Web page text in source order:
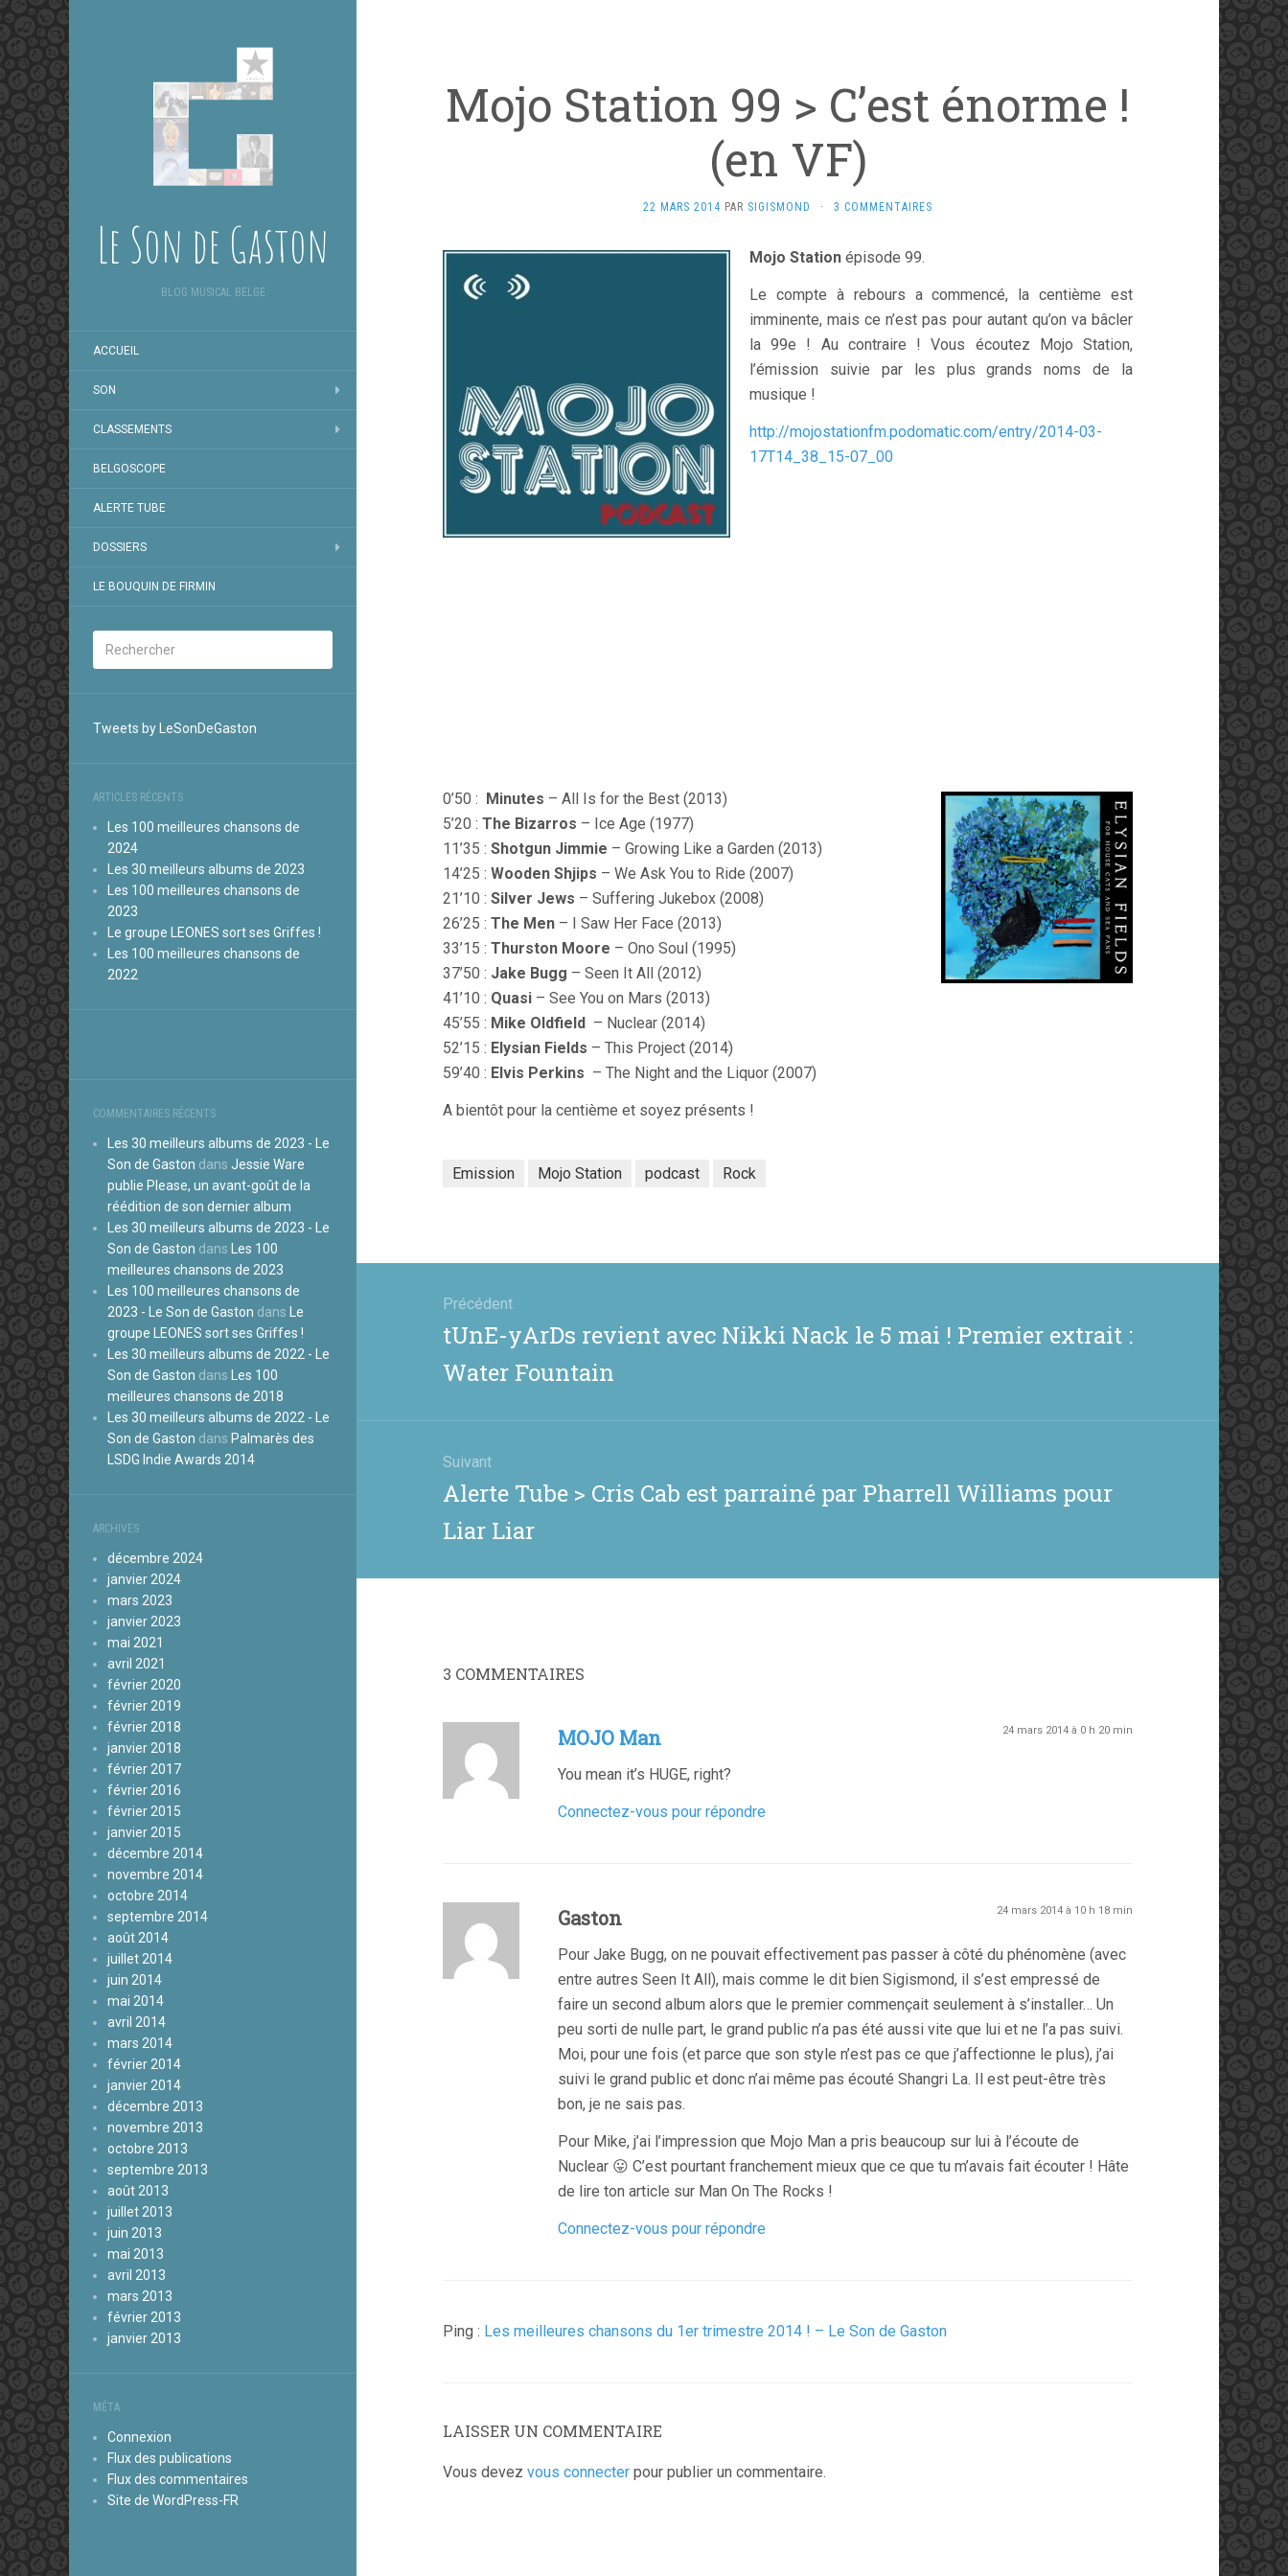
Le Son de Gaston
BLOG MUSICAL BELGE
ACCUEIL
SON
CLASSEMENTS
BELGOSCOPE
ALERTE TUBE
DOSSIERS
LE BOUQUIN DE FIRMIN
Tweets by LeSonDeGaston
ARTICLES RÉCENTS
Les 100 meilleures chansons de
2024
Les 30 meilleurs albums de 2023
Les 100 meilleures chansons de
2023
Le groupe LEONES sort ses Griffes !
Les 100 meilleures chansons de
2022
COMMENTAIRES RÉCENTS
Les 30 meilleurs albums de 2023 - Le
Son de Gaston dans Jessie Ware
publie Please, un avant-goût de la
réédition de son dernier album
Les 30 meilleurs albums de 2023 - Le
Son de Gaston dans
Les 100
meilleures chansons de 2023
Les 100 meilleures chansons de
2023 - Le Son de Gaston dans
Le
groupe LEONES sort ses Griffes !
Les 30 meilleurs albums de 2022 - Le
Son de Gaston dans
Les 100
meilleures chansons de 2018
Les 30 meilleurs albums de 2022 - Le
Son de Gaston dans Palmarès des
LSDG Indie Awards 2014
ARCHIVES
décembre 2024
janvier 2024
mars 2023
janvier 2023
mai 2021
avril 2021
février 2020
février 2019
février 2018
janvier 2018
février 2017
février 2016
février 2015
janvier 2015
décembre 2014
novembre 2014
octobre 2014
septembre 2014
août 2014
juillet 2014
juin 2014
mai 2014
avril 2014
mars 2014
février 2014
janvier 2014
décembre 2013
novembre 2013
octobre 2013
septembre 2013
août 2013
juillet 2013
juin 2013
mai 2013
avril 2013
mars 2013
février 2013
janvier 2013
MÉTA
Connexion
Flux des publications
Flux des commentaires
Site de WordPress-FR
Mojo Station 99 > C’est énorme !
(en VF)
22 MARS 2014 PAR SIGISMOND · 3 COMMENTAIRES
Mojo Station épisode 99.
Le compte à rebours a commencé, la centième est
imminente, mais ce n’est pas pour autant qu’on va bâcler
la 99e ! Au contraire ! Vous écoutez Mojo Station,
l’émission suivie par les plus grands noms de la
musique !
http://mojostationfm.podomatic.com/entry/2014-03-
17T14_38_15-07_00
0’50 : Minutes – All Is for the Best (2013)
5’20 : The Bizarros – Ice Age (1977)
11’35 : Shotgun Jimmie – Growing Like a Garden (2013)
14’25 : Wooden Shjips – We Ask You to Ride (2007)
21’10 : Silver Jews – Suffering Jukebox (2008)
26’25 : The Men – I Saw Her Face (2013)
33’15 : Thurston Moore – Ono Soul (1995)
37’50 : Jake Bugg – Seen It All (2012)
41’10 : Quasi – See You on Mars (2013)
45’55 : Mike Oldfield – Nuclear (2014)
52’15 : Elysian Fields – This Project (2014)
59’40 : Elvis Perkins – The Night and the Liquor (2007)
A bientôt pour la centième et soyez présents !
Emission Mojo Station podcast Rock
l’article
Précédent
Article
tUnE-yArDs revient avec Nikki Nack le 5 mai ! Premier extrait :
Water Fountain
Suivant
Article
:
Alerte Tube > Cris Cab est parrainé par Pharrell Williams pour
Liar Liar
3 COMMENTAIRES
MOJO Man 24 mars 2014 à 0 h 20 min
You mean it’s HUGE, right?
Connectez-vous pour répondre
Gaston 24 mars 2014 à 10 h 18 min
Pour Jake Bugg, on ne pouvait effectivement pas passer à côté du phénomène (avec
entre autres Seen It All), mais comme le dit bien Sigismond, il s’est empressé de
faire un second album alors que le premier commençait seulement à s’installer… Un
peu sorti de nulle part, le grand public n’a pas été aussi vite que lui et ne l’a pas suivi.
Moi, pour une fois (et parce que son style n’est pas ce que j’affectionne le plus), j’ai
suivi le grand public et donc n’ai même pas écouté Shangri La. Il est peut-être très
bon, je ne sais pas.
Pour Mike, j’ai l’impression que Mojo Man a pris beaucoup sur lui à l’écoute de
Nuclear 😛 C’est pourtant franchement mieux que ce que tu m’avais fait écouter ! Hâte
de lire ton article sur Man On The Rocks !
Connectez-vous pour répondre
Ping : Les meilleures chansons du 1er trimestre 2014 ! – Le Son de Gaston
LAISSER UN COMMENTAIRE
Vous devez vous connecter pour publier un commentaire.